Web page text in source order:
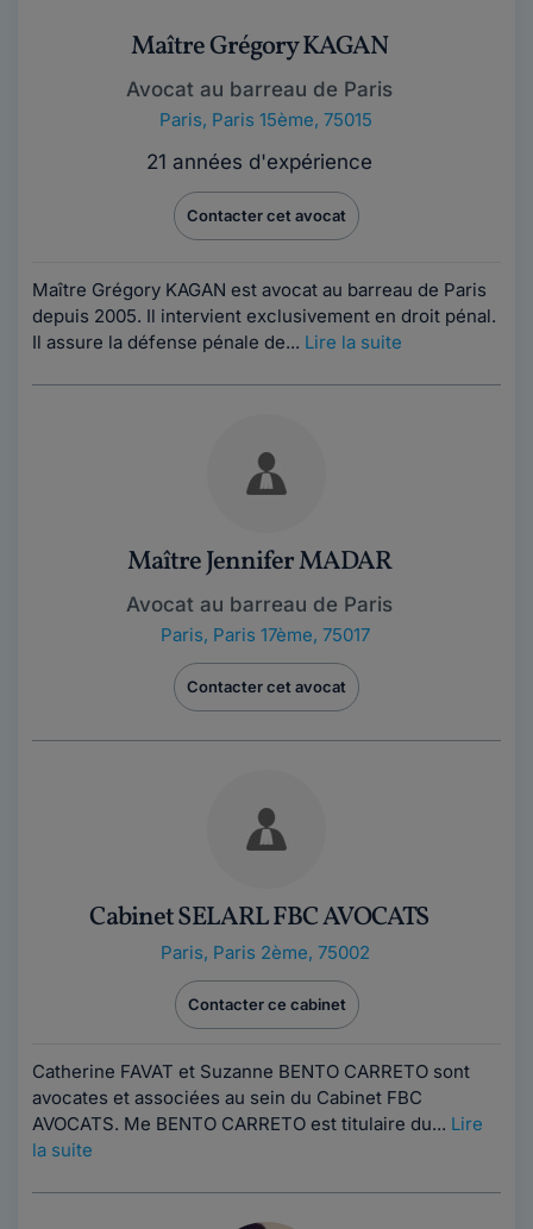
Maître Grégory KAGAN
Avocat au barreau de Paris
Paris, Paris 15ème, 75015
21 années d'expérience
Contacter cet avocat
Maître Grégory KAGAN est avocat au barreau de Paris
depuis 2005. Il intervient exclusivement en droit pénal.
Il assure la défense pénale de... Lire la suite
Maître Jennifer MADAR
Avocat au barreau de Paris
Paris, Paris 17ème, 75017
Contacter cet avocat
Cabinet SELARL FBC AVOCATS
Paris, Paris 2ème, 75002
Contacter ce cabinet
Catherine FAVAT et Suzanne BENTO CARRETO sont
avocates et associées au sein du Cabinet FBC
AVOCATS. Me BENTO CARRETO est titulaire du... Lire
la suite